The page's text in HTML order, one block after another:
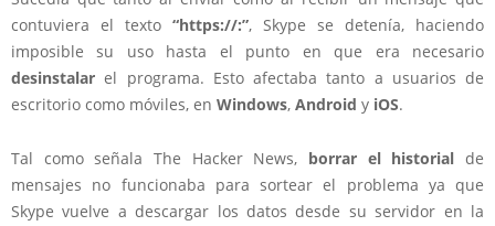
contuviera el texto “https://:”, Skype se detenía, haciendo
imposible su uso hasta el punto en que era necesario
desinstalar el programa. Esto afectaba tanto a usuarios de
escritorio como móviles, en Windows, Android y iOS.
Tal como señala The Hacker News, borrar el historial de
mensajes no funcionaba para sortear el problema ya que
Skype vuelve a descargar los datos desde su servidor en la